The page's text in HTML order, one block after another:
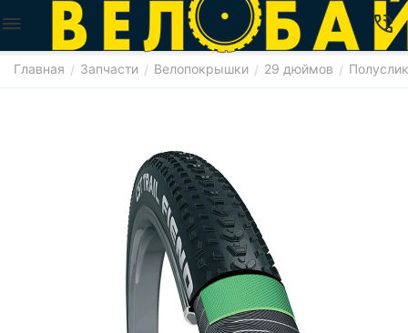
Главная / Запчасти / Велопокрышки / 29 дюймов /